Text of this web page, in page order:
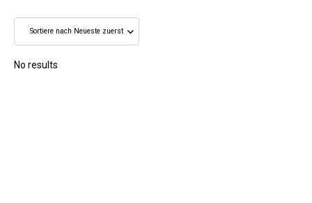
No results